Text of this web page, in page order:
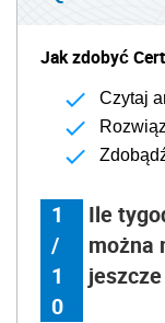
Jak zdobyć
Czytaj
1
/
1
0
Ile
można